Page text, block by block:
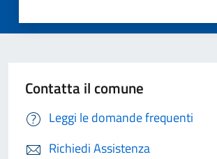
Contatta il comune
Leggi le domande frequenti
Richiedi Assistenza